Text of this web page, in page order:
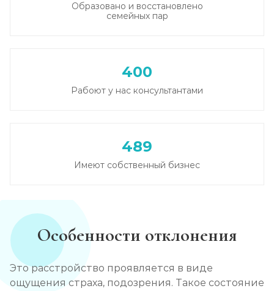
Образовано и восстановлено
семейных пар
400
Рабоют у нас консультантами
489
Имеют собственный бизнес
Особенности отклонения
Это расстройство проявляется в виде
ощущения страха, подозрения. Такое состояние